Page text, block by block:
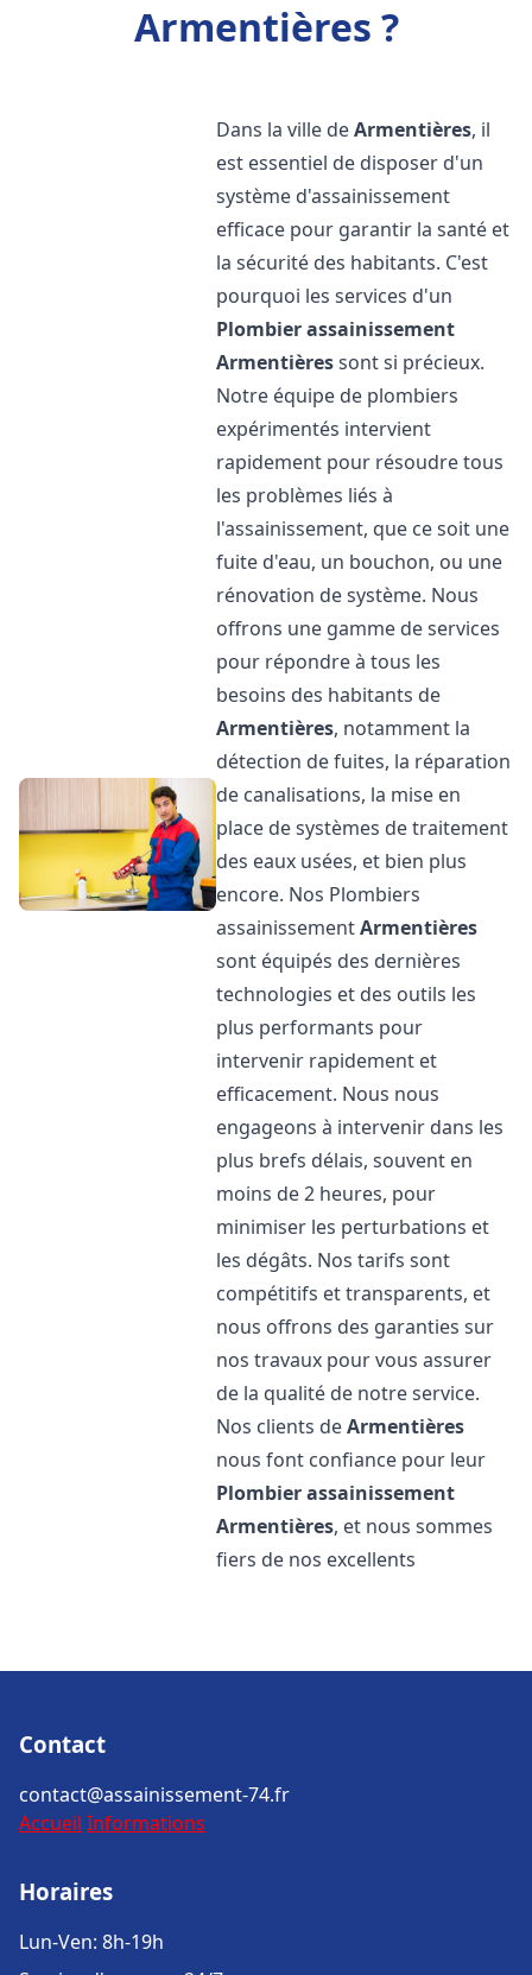
Armentières ?
Dans la ville deArmentières, il
est essentiel de disposer d'un
système d'assainissement
efficace pour garantir la santé et
la sécurité des habitants. C'est
pourquoi les services d'un
Plombier assainissement
Armentièressont si précieux.
Notre équipe de plombiers
expérimentés intervient
rapidement pour résoudre tous
les problèmes liés à
l'assainissement, que ce soit une
fuite d'eau, un bouchon, ou une
rénovation de système. Nous
offrons une gamme de services
pour répondre à tous les
besoins des habitants de
Armentières, notamment la
détection de fuites, la réparation
de canalisations, la mise en
place de systèmes de traitement
des eaux usées, et bien plus
encore. Nos Plombiers
assainissementArmentières
sont équipés des dernières
technologies et des outils les
plus performants pour
intervenir rapidement et
efficacement. Nous nous
engageons à intervenir dans les
plus brefs délais, souvent en
moins de 2 heures, pour
minimiser les perturbations et
les dégâts. Nos tarifs sont
compétitifs et transparents, et
nous offrons des garanties sur
nos travaux pour vous assurer
de la qualité de notre service.
Nos clients deArmentières
nous font confiance pour leur
Plombier assainissement
Armentières, et nous sommes
fiers de nos excellents
Contact
contact@assainissement-74.fr
Accueil Informations
Horaires
Lun-Ven: 8h-19h